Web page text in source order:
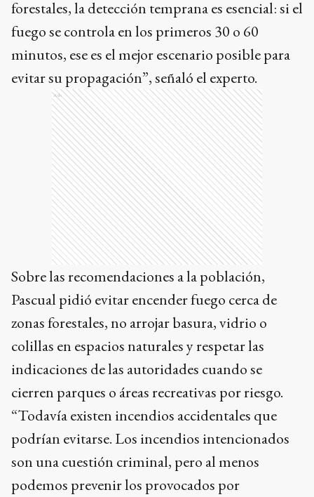
forestales, la detección temprana es esencial: si el
fuego se controla en los primeros 30 o 60
minutos, ese es el mejor escenario posible para
evitar su propagación”, señaló el experto.
Ads
Sobre las recomendaciones a la población,
Pascual pidió evitar encender fuego cerca de
zonas forestales, no arrojar basura, vidrio o
colillas en espacios naturales y respetar las
indicaciones de las autoridades cuando se
cierren parques o áreas recreativas por riesgo.
“Todavía existen incendios accidentales que
podrían evitarse. Los incendios intencionados
son una cuestión criminal, pero al menos
podemos prevenir los provocados por